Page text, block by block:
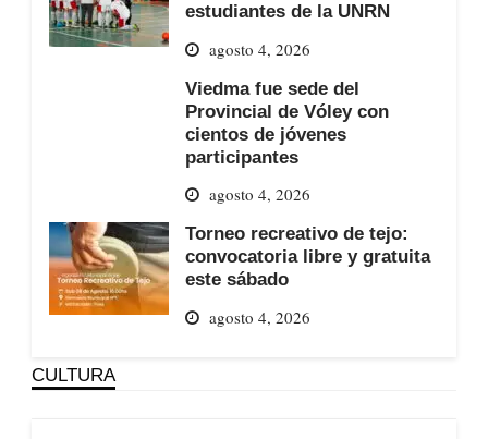
estudiantes de la UNRN
agosto 4, 2026
Viedma fue sede del
Provincial de Vóley con
cientos de jóvenes
participantes
agosto 4, 2026
Torneo recreativo de tejo:
convocatoria libre y gratuita
este sábado
agosto 4, 2026
CULTURA